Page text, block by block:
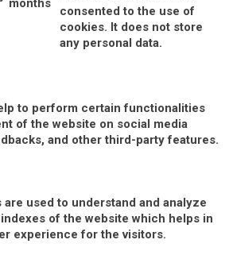
months
consented to the use of
cookies. It does not store
any personal data.
to perform certain functionalities
of the website on social media
and other third-party features.
used to understand and analyze
of the website which helps in
experience for the visitors.